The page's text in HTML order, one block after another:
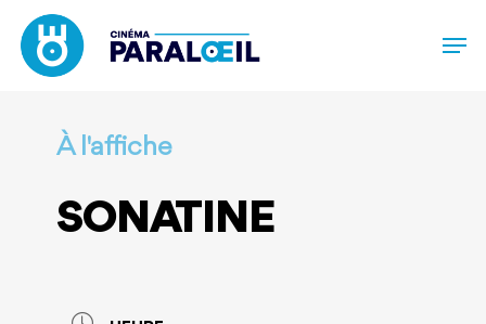
main
À l'affiche
SONATINE